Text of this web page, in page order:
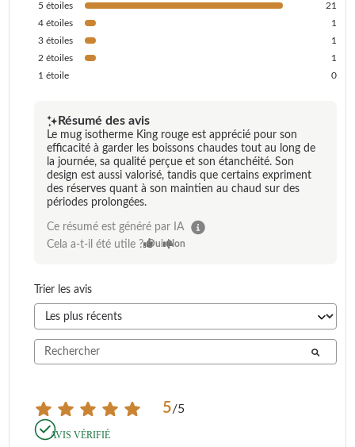
5 étoiles
21
4 étoiles
1
3 étoiles
1
2 étoiles
1
1 étoile 0
Résumé des avis
Le mug isotherme King rouge est apprécié pour son
efficacité à garder les boissons chaudes tout au long de
la journée, sa qualité perçue et son étanchéité. Son
design est aussi valorisé, tandis que certains expriment
des réserves quant à son maintien au chaud sur des
périodes prolongées.
Ce résumé est généré par IA
Cela a-t-il été utile ? Oui Non
Trier les avis
5/5
AVIS VÉRIFIÉ